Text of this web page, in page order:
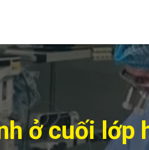
ở cuối lớp